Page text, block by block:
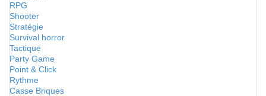
RPG
Shooter
Stratégie
Survival horror
Tactique
Party Game
Point & Click
Rythme
Casse Briques